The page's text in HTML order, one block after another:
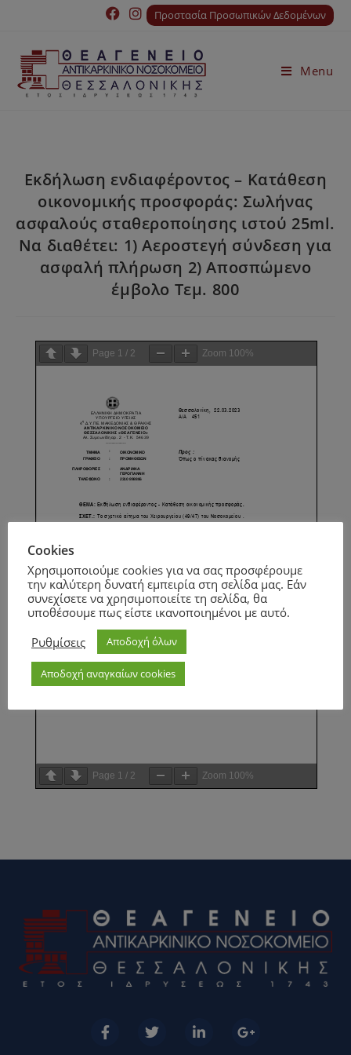
Προστασία Προσωπικών Δεδομένων
Menu
Εκδήλωση ενδιαφέροντος – Κατάθεση
οικονομικής προσφοράς: Σωλήνας
ασφαλούς σταθεροποίησης ιστού 25ml.
Να διαθέτει: 1) Αεροστεγή σύνδεση για
ασφαλή πλήρωση 2) Αποσπώμενο
έμβολο Τεμ. 800
Page 1 / 2 Zoom 100%
Page 1 / 2 Zoom 100%
Cookies
Χρησιμοποιούμε cookies για να σας προσφέρουμε
την καλύτερη δυνατή εμπειρία στη σελίδα μας. Εάν
συνεχίσετε να χρησιμοποιείτε τη σελίδα, θα
υποθέσουμε πως είστε ικανοποιημένοι με αυτό.
Ρυθμίσεις
Αποδοχή όλων
Αποδοχή αναγκαίων cookies